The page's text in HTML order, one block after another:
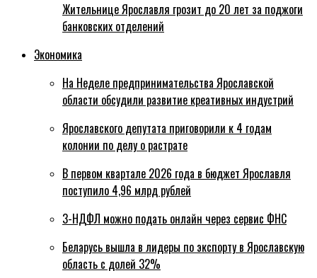
Жительнице Ярославля грозит до 20 лет за поджоги
банковских отделений
Экономика
На Неделе предпринимательства Ярославской
области обсудили развитие креативных индустрий
Ярославского депутата приговорили к 4 годам
колонии по делу о растрате
В первом квартале 2026 года в бюджет Ярославля
поступило 4,96 млрд рублей
3-НДФЛ можно подать онлайн через сервис ФНС
Беларусь вышла в лидеры по экспорту в Ярославскую
область с долей 32%